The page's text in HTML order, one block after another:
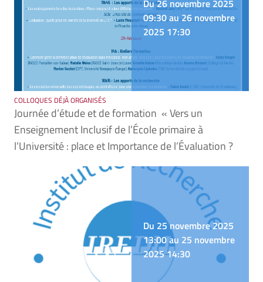
Du 26 novembre 2025
09:30 au 26 novembre
2025 17:30
COLLOQUES DÉJÀ ORGANISÉS
Journée d’étude et de formation « Vers un
Enseignement Inclusif de l’École primaire à
l’Université : place et Importance de l’Évaluation ?
Du 25 novembre 2025
13:00 au 25 novembre
2025 14:30